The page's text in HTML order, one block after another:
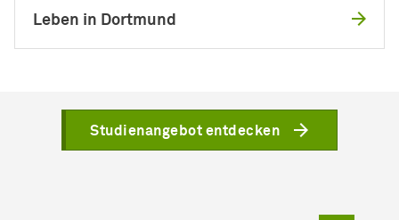
Leben in Dortmund
Studienangebot entdecken